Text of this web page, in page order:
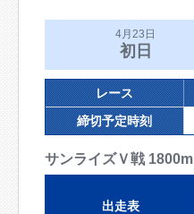
4月23日
初日
レース
締切予定時刻
サンライズＶ戦 1800m
出走表